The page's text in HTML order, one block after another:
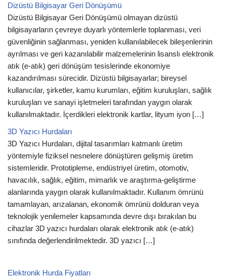
Dizüstü Bilgisayar Geri Dönüşümü
Dizüstü Bilgisayar Geri Dönüşümü olmayan dizüstü
bilgisayarların çevreye duyarlı yöntemlerle toplanması, veri
güvenliğinin sağlanması, yeniden kullanılabilecek bileşenlerinin
ayrılması ve geri kazanılabilir malzemelerinin lisanslı elektronik
atık (e-atık) geri dönüşüm tesislerinde ekonomiye
kazandırılması sürecidir. Dizüstü bilgisayarlar; bireysel
kullanıcılar, şirketler, kamu kurumları, eğitim kuruluşları, sağlık
kuruluşları ve sanayi işletmeleri tarafından yaygın olarak
kullanılmaktadır. İçerdikleri elektronik kartlar, lityum iyon […]
3D Yazıcı Hurdaları
3D Yazıcı Hurdaları, dijital tasarımları katmanlı üretim
yöntemiyle fiziksel nesnelere dönüştüren gelişmiş üretim
sistemleridir. Prototipleme, endüstriyel üretim, otomotiv,
havacılık, sağlık, eğitim, mimarlık ve araştırma-geliştirme
alanlarında yaygın olarak kullanılmaktadır. Kullanım ömrünü
tamamlayan, arızalanan, ekonomik ömrünü dolduran veya
teknolojik yenilemeler kapsamında devre dışı bırakılan bu
cihazlar 3D yazıcı hurdaları olarak elektronik atık (e-atık)
sınıfında değerlendirilmektedir. 3D yazıcı […]
Elektronik Hurda Fiyatları